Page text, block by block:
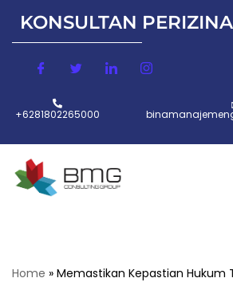
Lompat
KONSULTAN
+6281802265000
Home » Memastikan Kepastian Hukum